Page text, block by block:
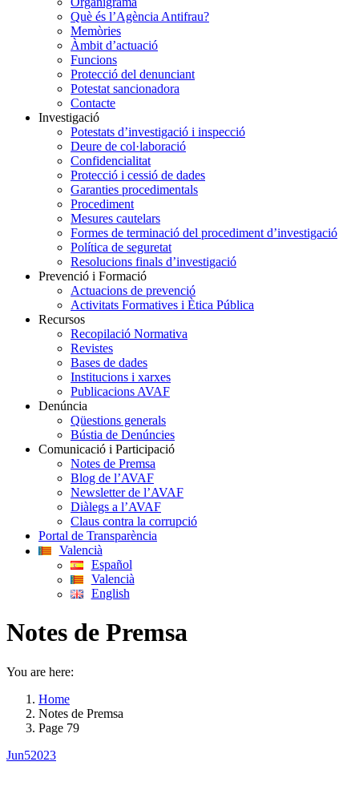
Què és l’Agència Antifrau?
Memòries
Àmbit d’actuació
Funcions
Protecció del denunciant
Potestat sancionadora
Contacte
Investigació
Potestats d’investigació i inspecció
Deure de col·laboració
Confidencialitat
Protecció i cessió de dades
Garanties procedimentals
Procediment
Mesures cautelars
Formes de terminació del procediment d’investigació
Política de seguretat
Resolucions finals d’investigació
Prevenció i Formació
Actuacions de prevenció
Activitats Formatives i Ètica Pública
Recursos
Recopilació Normativa
Revistes
Bases de dades
Institucions i xarxes
Publicacions AVAF
Denúncia
Qüestions generals
Bústia de Denúncies
Comunicació i Participació
Notes de Premsa
Blog de l’AVAF
Newsletter de l’AVAF
Diàlegs a l’AVAF
Claus contra la corrupció
Portal de Transparència
Valencià
Español
Valencià
English
Notes de Premsa
You are here:
Home
Notes de Premsa
Page 79
Jun52023